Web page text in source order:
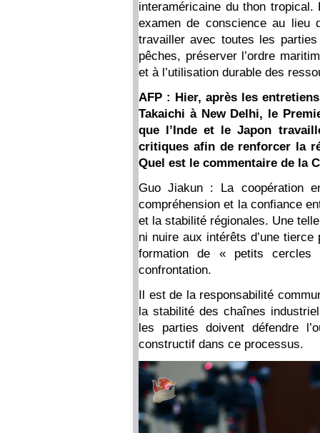
interaméricaine du thon
examen de conscience au
travailler avec toutes les
pêches, préserver l’ordre
et à l’utilisation durable des
AFP : Hier, après les
Takaichi à New Delhi, le
que l’Inde et le Japon
critiques afin de renforcer la
Quel est le commentaire de la
Guo Jiakun : La coopération
compréhension et la confiance
et la stabilité régionales. Une
ni nuire aux intérêts d’une
formation de « petits
confrontation.
Il est de la responsabilité
la stabilité des chaînes
les parties doivent défendre
constructif dans ce processus.